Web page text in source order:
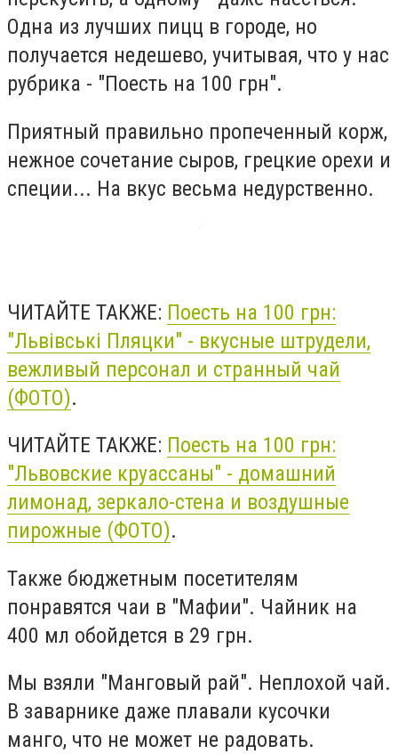
Одна из лучших пицц в городе, но
получается недешево, учитывая, что у нас
рубрика - "Поесть на 100 грн".
Приятный правильно пропеченный корж,
нежное сочетание сыров, грецкие орехи и
специи... На вкус весьма недурственно.
ЧИТАЙТЕ ТАКЖЕ: Поесть на 100 грн:
"Львівські Пляцки" - вкусные штрудели,
вежливый персонал и странный чай
(ФОТО).
ЧИТАЙТЕ ТАКЖЕ: Поесть на 100 грн:
"Львовские круассаны" - домашний
лимонад, зеркало-стена и воздушные
пирожные (ФОТО).
Также бюджетным посетителям
понравятся чаи в "Мафии". Чайник на
400 мл обойдется в 29 грн.
Мы взяли "Манговый рай". Неплохой чай.
В заварнике даже плавали кусочки
манго, что не может не радовать.